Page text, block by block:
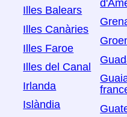
Illes Balears
Illes Canàries
Illes Faroe
Illes del Canal
Irlanda
Islàndia